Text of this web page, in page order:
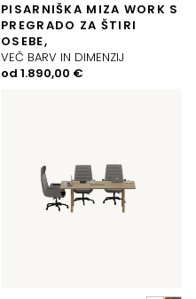
PISARNIŠKA MIZA WORK S
PREGRADO ZA ŠTIRI
OSEBE,
VEČ BARV IN DIMENZIJ
od 1.890,00 €